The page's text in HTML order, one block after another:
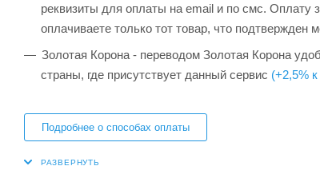
реквизиты для оплаты на email и по смс. Оплату
оплачиваете только тот товар, что подтвержден
Золотая Корона - переводом Золотая Корона
страны, где присутствует данный сервис (+2,5% к
Подробнее о способах оплаты